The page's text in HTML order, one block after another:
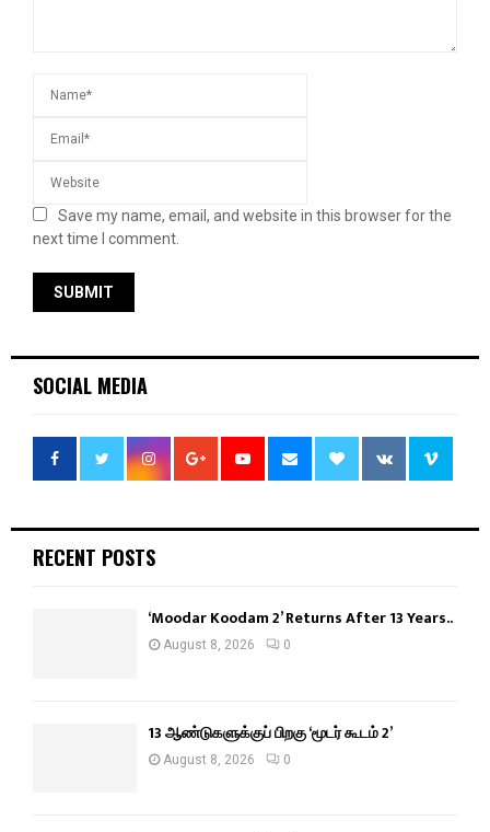
Save my name, email, and website in this browser for the
next time I comment.
SOCIAL MEDIA
RECENT POSTS
‘Moodar Koodam 2’ Returns After 13 Years..
August 8, 2026 0
13 ஆண்டுகளுக்குப் பிறகு ‘மூடர் கூடம் 2’
August 8, 2026 0